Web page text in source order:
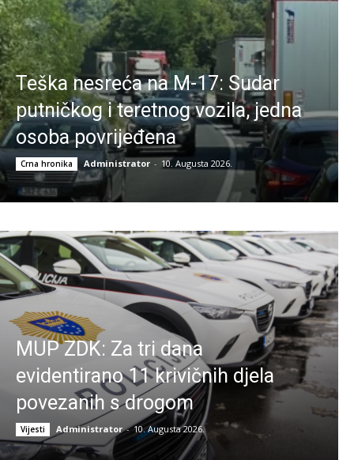
Teška nesreća na M-17: Sudar
putničkog i teretnog vozila, jedna
osoba povrijeđena
Crna hronika Administrator - 10. Augusta 2026.
MUP ZDK: Za tri dana
evidentirano 11 krivičnih djela
povezanih s drogom
Vijesti Administrator - 10. Augusta 2026.